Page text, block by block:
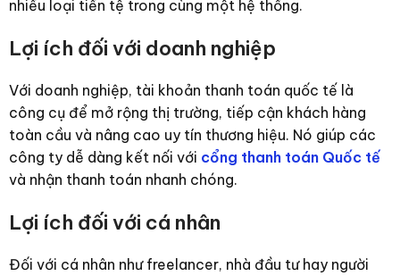
nhiều loại tiền tệ trong cùng một hệ thống.
Lợi ích đối với doanh nghiệp
Với doanh nghiệp, tài khoản thanh toán quốc tế là
công cụ để mở rộng thị trường, tiếp cận khách hàng
toàn cầu và nâng cao uy tín thương hiệu. Nó giúp các
công ty dễ dàng kết nối với cổng thanh toán Quốc tế
và nhận thanh toán nhanh chóng.
Lợi ích đối với cá nhân
Đối với cá nhân như freelancer, nhà đầu tư hay người